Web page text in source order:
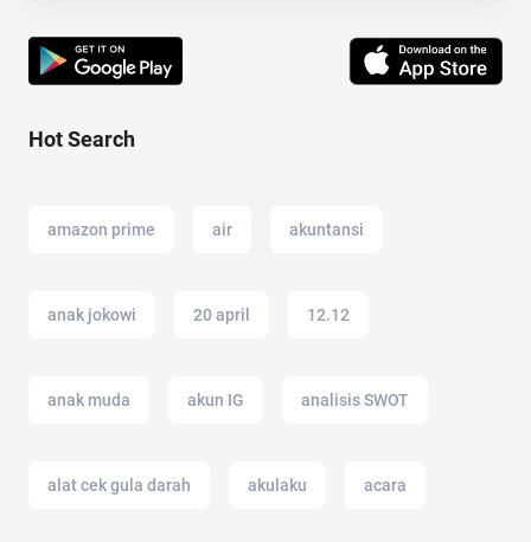
Hot Search
amazon prime air akuntansi
anak jokowi 20 april 12.12
anak muda akun IG analisis SWOT
alat cek gula darah akulaku acara